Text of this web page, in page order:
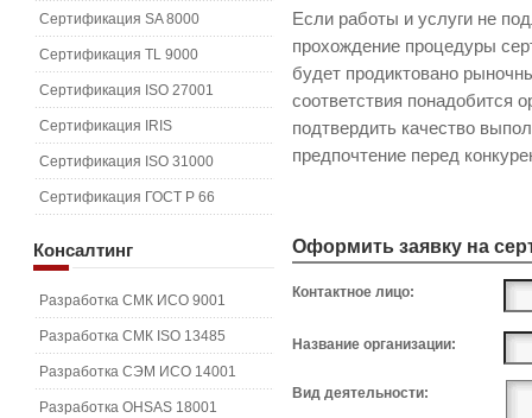
Если работы и услуги не
прохождение процедуры
будет продиктовано
соответствия понадобится
подтвердить качество
предпочтение перед
Оформить заявку на
Контактное лицо:
Название организации:
Вид деятельности:
Сертификация SA 8000
Сертификация TL 9000
Сертификация ISO 27001
Сертификация IRIS
Сертификация ISO 31000
Сертификация ГОСТ Р 66
Консалтинг
Разработка СМК ИСО 9001
Разработка СМК ISO 13485
Разработка СЭМ ИСО 14001
Разработка OHSAS 18001